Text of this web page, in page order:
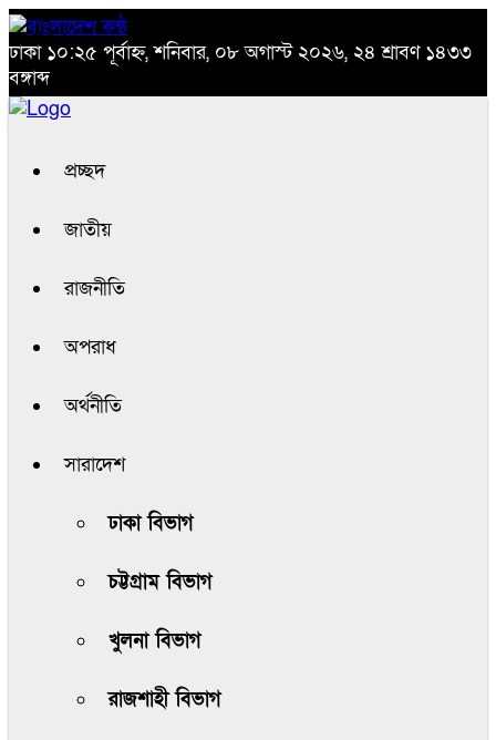
ঢাকা ১০:২৫ পূর্বাহ্ন, শনিবার, ০৮ অগাস্ট ২০২৬, ২৪ শ্রাবণ ১৪৩৩
বঙ্গাব্দ
প্রচ্ছদ
জাতীয়
রাজনীতি
অপরাধ
অর্থনীতি
সারাদেশ
ঢাকা বিভাগ
চট্টগ্রাম বিভাগ
খুলনা বিভাগ
রাজশাহী বিভাগ